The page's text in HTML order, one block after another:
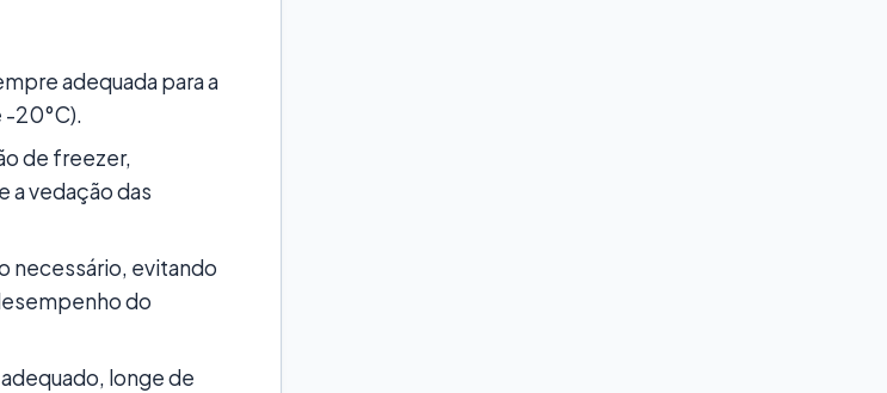
adequada para a
-20°C).
de freezer,
a vedação das
necessário, evitando
do
longe de